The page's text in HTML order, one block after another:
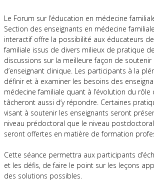
Le Forum sur l’éducation en médecine
Section des enseignants en médecine
interactif offre la possibilité aux éducateurs
familiale issus de divers milieux de pratique
discussions sur la meilleure façon de soutenir
d’enseignant clinique. Les participants à la
définir et à examiner les besoins des
médecine familiale quant à l’évolution du rôle
tâcheront aussi d’y répondre. Certaines
visant à soutenir les enseignants seront
niveau prédoctoral que le niveau
seront offertes en matière de formation
Cette séance permettra aux participants
et les défis, de faire le point sur les leçons
des solutions possibles.